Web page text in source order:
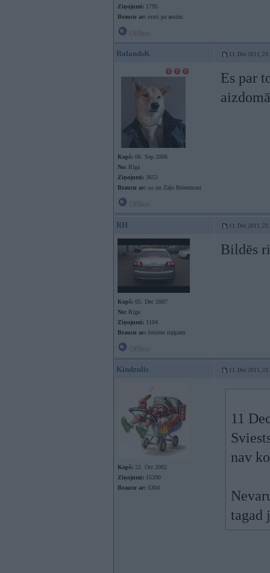
Ziņojumi: 1795
Braucu ar: muti pa ausīm.
RolandsK 11. Dec 2011,
Kopš: 06. Sep 2006
No: Rīga
Ziņojumi: 3653
Braucu ar: ᴑᴑ un Zaļo Briesmoni
Es par
RH 11. Dec 2011,
Kopš: 05. Dec 2007
No: Rīga
Ziņojumi: 1104
Braucu ar: četriem riņķiem
Bildēs
Kindzulis 11. Dec 2011,
Kopš: 22. Oct 2002
Ziņojumi: 15390
Braucu ar: 530d
11
nav
tagad